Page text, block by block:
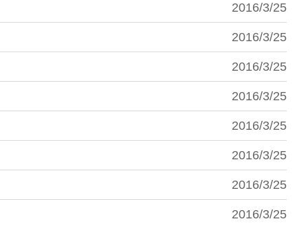
2016/3/25
2016/3/25
2016/3/25
2016/3/25
2016/3/25
2016/3/25
2016/3/25
2016/3/25